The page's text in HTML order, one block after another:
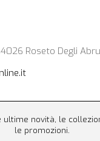
Roseto Degli
ultime novità, le
le promozioni.